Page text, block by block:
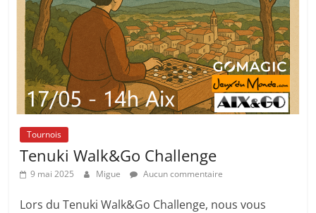
Tournois
Tenuki Walk&Go Challenge
9 mai 2025 Migue Aucun commentaire
Lors du Tenuki Walk&Go Challenge, nous vous